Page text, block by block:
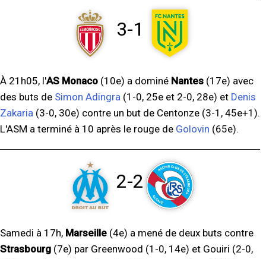
3-1
À 21h05, l'AS Monaco (10e) a dominé Nantes (17e) avec
des buts de Simon Adingra (1-0, 25e et 2-0, 28e) et Denis
Zakaria (3-0, 30e) contre un but de Centonze (3-1, 45e+1).
L'ASM a terminé à 10 après le rouge de Golovin (65e).
2-2
Samedi à 17h, Marseille (4e) a mené de deux buts contre
Strasbourg (7e) par Greenwood (1-0, 14e) et Gouiri (2-0,